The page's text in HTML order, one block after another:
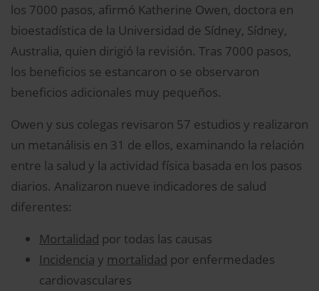
los 7000 pasos, afirmó Katherine Owen, doctora en
bioestadística de la Universidad de Sídney, Sídney,
Australia, quien dirigió la revisión. Tras 7000 pasos,
los beneficios se estancaron o se observaron
beneficios adicionales muy pequeños.
Owen y sus colegas revisaron 57 estudios y realizaron
un metanálisis en 31 de ellos, examinando la relación
entre la salud y la actividad física basada en los pasos
diarios. Analizaron nueve indicadores de salud
diferentes:
Mortalidad por todas las causas
Incidencia y mortalidad por enfermedades
cardiovasculares